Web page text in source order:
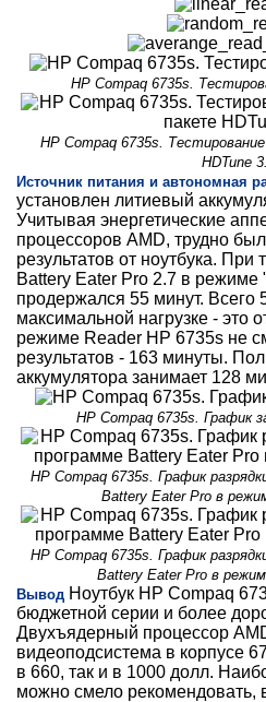
HP Compaq 6735s.
HP Compaq 6735s.
HDTune
Источник питания и автономная
установлен литиевый
Учитывая энергетические
процессоров AMD, трудно
результатов от ноутбука. При
Battery Eater Pro 2.7 в режиме
продержался 55 минут. Всего
максимальной нагрузке - это
режиме Reader HP 6735s не
результатов - 163 минуты.
аккумулятора занимает 128
HP Compaq 6735s. График
HP Compaq 6735s. График
Battery Eater Pro в
HP Compaq 6735s. График
Battery Eater Pro в
Вывод Ноутбук HP Compaq
бюджетной серии и более
Двухъядерный процессор
видеоподсистема в корпусе
в 660, так и в 1000 долл.
можно смело рекомендовать,